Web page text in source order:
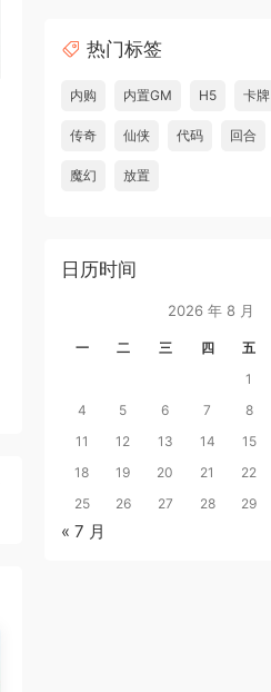
热门标签
内购 内置GM H5 卡牌
传奇 仙侠 代码 回合
魔幻 放置
日历时间
2026 年 8 月
一 二 三 四 五
1
4
5 6 7 8
11
12 13 14 15
18
19 20 21 22
25
26 27 28 29
« 7 月